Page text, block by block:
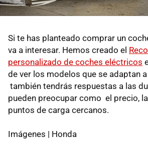
Si te has planteado comprar un
va a interesar. Hemos creado el
personalizado de coches eléctricos
de ver los modelos que se adaptan
también tendrás respuestas a las
pueden preocupar como el precio,
puntos de carga cercanos.
Imágenes | Honda